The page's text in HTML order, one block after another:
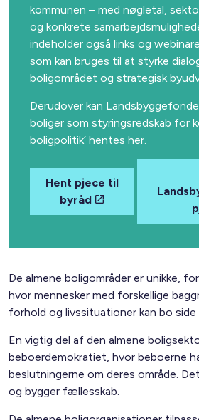
kommunen – med nøgletal,
og konkrete
indeholder også links og
som kan bruges til at styrke
boligområdet og strategisk
Derudover kan
boliger som styringsredskab for
boligpolitik’ hentes her.
Hent pjece til
byråd
De almene boligområder er unikke,
hvor mennesker med forskellige
forhold og livssituationer kan bo side
En vigtig del af den almene
beboerdemokratiet, hvor beboerne
beslutningerne om deres område.
og bygger fællesskab.